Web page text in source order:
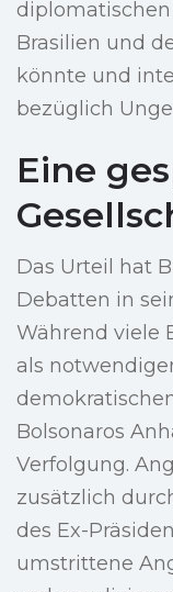
Brasilien und
könnte und
bezüglich
Eine
Das Urteil hat
Debatten in
Während viele
als
Bolsonaros
Verfolgung.
zusätzlich
des Ex-
umstrittene